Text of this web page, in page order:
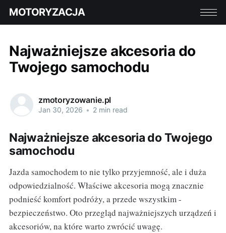
MOTORYZACJA
Najważniejsze akcesoria do
Twojego samochodu
zmotoryzowanie.pl
Jan 30, 2026 • 2 min read
Najważniejsze akcesoria do Twojego
samochodu
Jazda samochodem to nie tylko przyjemność, ale i duża
odpowiedzialność. Właściwe akcesoria mogą znacznie
podnieść komfort podróży, a przede wszystkim -
bezpieczeństwo. Oto przegląd najważniejszych urządzeń i
akcesoriów, na które warto zwrócić uwagę.